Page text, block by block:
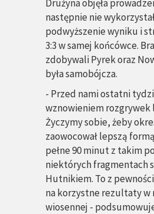
Drużyna objęła
następnie nie
podwyższenie wyniku i
3:3 w samej końcówce.
zdobywali Pyrek oraz
była samobójcza.
- Przed nami ostatni
wznowieniem rozgrywek
Życzymy sobie, żeby
zaowocował lepszą
pełne 90 minut z takim
niektórych fragmentach
Hutnikiem. To z
na korzystne rezultaty w
wiosennej -